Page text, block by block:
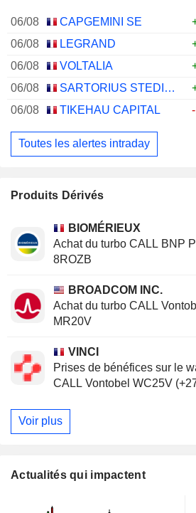
06/08 CAPGEMINI SE
06/08
LEGRAND
06/08
VOLTALIA
06/08
SARTORIUS STEDIM BIOTECH
06/08
TIKEHAU CAPITAL
Toutes les alertes intraday
Produits Dérivés
BIOMÉRIEUX
Achat du turbo CALL BNP
8ROZB
BROADCOM INC.
Achat du turbo CALL
MR20V
VINCI
Prises de bénéfices sur le
CALL Vontobel WC25V
Voir plus
Actualités qui impactent